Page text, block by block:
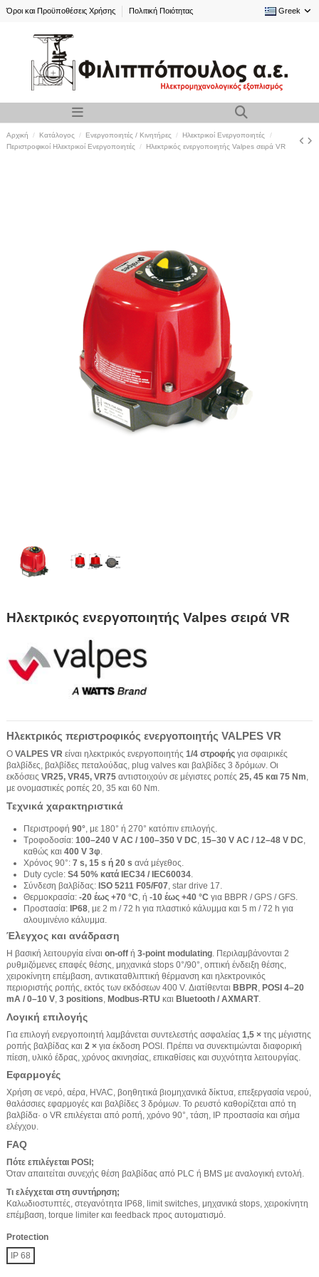
Όροι και Προϋποθέσεις Χρήσης Πολιτική Ποιότητας Greek
Αρχική Κατάλογος Ενεργοποιητές / Κινητήρες
Ηλεκτρικοί Ενεργοποιητές
Περιστροφικοί Ηλεκτρικοί Ενεργοποιητές
Ηλεκτρικός ενεργοποιητής Valpes σειρά VR
Ηλεκτρικός ενεργοποιητής Valpes σειρά VR
Ηλεκτρικός περιστροφικός ενεργοποιητής VALPES VR
Ο VALPES VR είναι ηλεκτρικός ενεργοποιητής 1/4 στροφής για σφαιρικές
βαλβίδες, βαλβίδες πεταλούδας, plug valves και βαλβίδες 3 δρόμων. Οι
εκδόσεις VR25, VR45, VR75 αντιστοιχούν σε μέγιστες ροπές 25, 45 και 75 Nm,
με ονομαστικές ροπές 20, 35 και 60 Nm.
Τεχνικά χαρακτηριστικά
Περιστροφή 90°, με 180° ή 270° κατόπιν επιλογής.
Τροφοδοσία: 100–240 V AC / 100–350 V DC, 15–30 V AC / 12–48 V DC,
καθώς και 400 V 3φ.
Χρόνος 90°: 7 s, 15 s ή 20 s ανά μέγεθος.
Duty cycle: S4 50% κατά IEC34 / IEC60034.
Σύνδεση βαλβίδας: ISO 5211 F05/F07, star drive 17.
Θερμοκρασία: -20 έως +70 °C, ή -10 έως +40 °C για BBPR / GPS / GFS.
Προστασία: IP68, με 2 m / 72 h για πλαστικό κάλυμμα και 5 m / 72 h για
αλουμινένιο κάλυμμα.
Έλεγχος και ανάδραση
Η βασική λειτουργία είναι on-off ή 3-point modulating. Περιλαμβάνονται 2
ρυθμιζόμενες επαφές θέσης, μηχανικά stops 0°/90°, οπτική ένδειξη θέσης,
χειροκίνητη επέμβαση, αντικαταθλιπτική θέρμανση και ηλεκτρονικός
περιοριστής ροπής, εκτός των εκδόσεων 400 V. Διατίθενται BBPR, POSI 4–20
mA / 0–10 V, 3 positions, Modbus-RTU και Bluetooth / AXMART.
Λογική επιλογής
Για επιλογή ενεργοποιητή λαμβάνεται συντελεστής ασφαλείας 1,5 × της μέγιστης
ροπής βαλβίδας και 2 × για έκδοση POSI. Πρέπει να συνεκτιμώνται διαφορική
πίεση, υλικό έδρας, χρόνος ακινησίας, επικαθίσεις και συχνότητα λειτουργίας.
Εφαρμογές
Χρήση σε νερό, αέρα, HVAC, βοηθητικά βιομηχανικά δίκτυα, επεξεργασία νερού,
θαλάσσιες εφαρμογές και βαλβίδες 3 δρόμων. Το ρευστό καθορίζεται από τη
βαλβίδα· ο VR επιλέγεται από ροπή, χρόνο 90°, τάση, IP προστασία και σήμα
ελέγχου.
FAQ
Πότε επιλέγεται POSI;
Όταν απαιτείται συνεχής θέση βαλβίδας από PLC ή BMS με αναλογική εντολή.
Τι ελέγχεται στη συντήρηση;
Καλωδιοστυπτές, στεγανότητα IP68, limit switches, μηχανικά stops, χειροκίνητη
επέμβαση, torque limiter και feedback προς αυτοματισμό.
Protection
IP 68